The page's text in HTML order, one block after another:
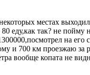
местах
еду,как так? не пойму
на
и 700 км проезжаю за
вообще копата не